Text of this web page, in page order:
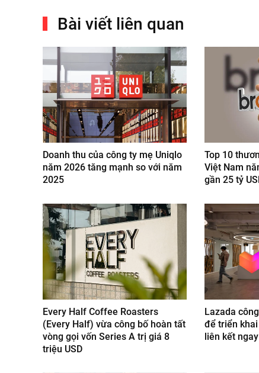
Bài viết liên quan
Doanh thu của công ty mẹ Uniqlo
năm 2026 tăng mạnh so với năm
2025
Top 10
Việt Nam
gần 25 tỷ
Every Half Coffee Roasters
(Every Half) vừa công bố hoàn tất
vòng gọi vốn Series A trị giá 8
triệu USD
Lazada
để triển
liên kết